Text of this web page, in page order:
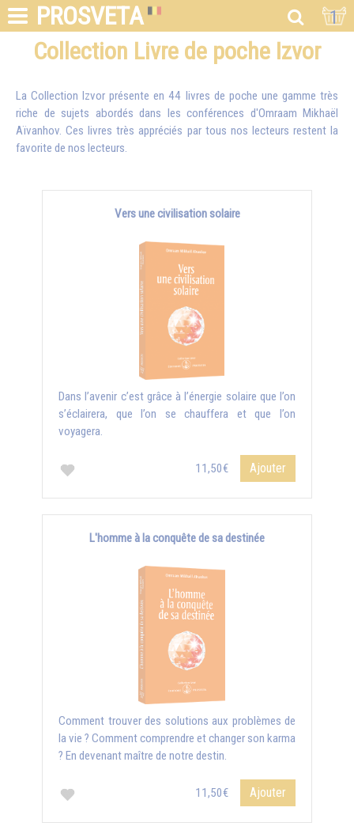
PROSVETA 1
Collection Livre de poche Izvor
La Collection Izvor présente en 44 livres de poche une gamme très
riche de sujets abordés dans les conférences d'Omraam Mikhaël
Aïvanhov. Ces livres très appréciés par tous nos lecteurs restent la
favorite de nos lecteurs.
Vers une civilisation solaire
Dans l’avenir c’est grâce à l’énergie solaire que l’on
s’éclairera, que l’on se chauffera et que l’on
voyagera.
11,50€ Ajouter
L'homme à la conquête de sa destinée
Comment trouver des solutions aux problèmes de
la vie ? Comment comprendre et changer son karma
? En devenant maître de notre destin.
11,50€ Ajouter